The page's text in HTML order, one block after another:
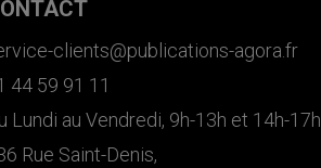
clients@publications-agora.fr
44 59 91 11
Lundi au Vendredi, 9h-13h et 14h-17h
Rue Saint-Denis,